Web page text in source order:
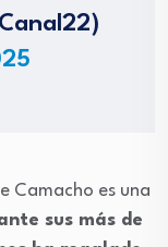
Camacho es una
sus más de